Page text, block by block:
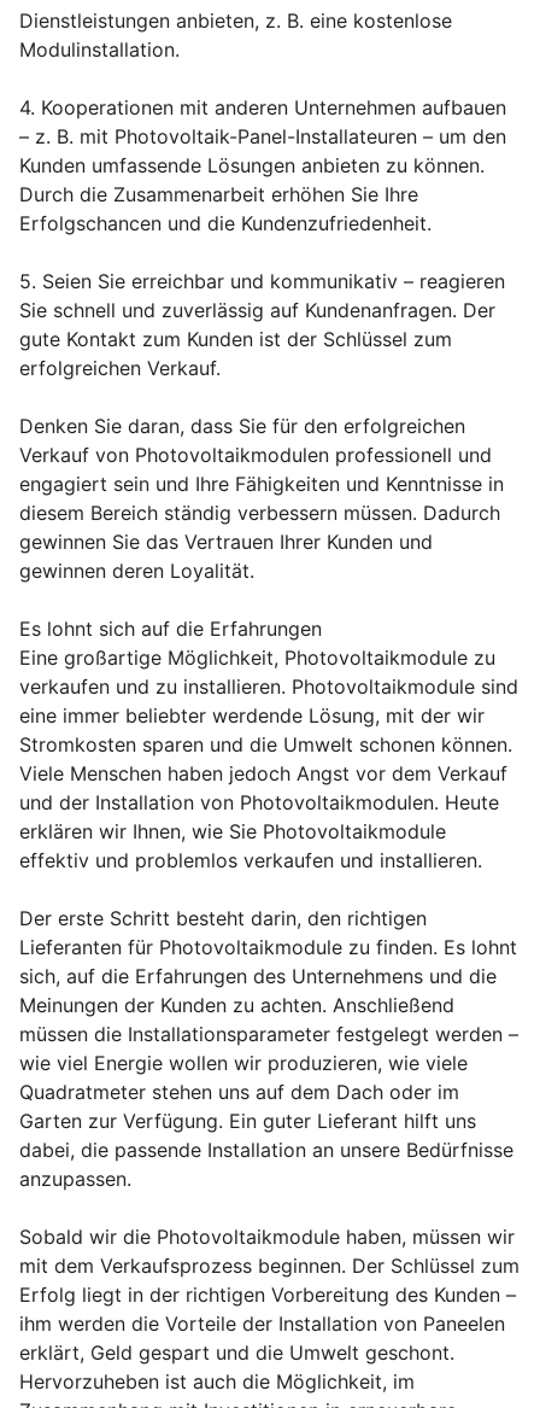
Dienstleistungen anbieten, z. B. eine kostenlose
Modulinstallation.
4. Kooperationen mit anderen Unternehmen aufbauen
– z. B. mit Photovoltaik-Panel-Installateuren – um den
Kunden umfassende Lösungen anbieten zu können.
Durch die Zusammenarbeit erhöhen Sie Ihre
Erfolgschancen und die Kundenzufriedenheit.
5. Seien Sie erreichbar und kommunikativ – reagieren
Sie schnell und zuverlässig auf Kundenanfragen. Der
gute Kontakt zum Kunden ist der Schlüssel zum
erfolgreichen Verkauf.
Denken Sie daran, dass Sie für den erfolgreichen
Verkauf von Photovoltaikmodulen professionell und
engagiert sein und Ihre Fähigkeiten und Kenntnisse in
diesem Bereich ständig verbessern müssen. Dadurch
gewinnen Sie das Vertrauen Ihrer Kunden und
gewinnen deren Loyalität.
Es lohnt sich auf die Erfahrungen
Eine großartige Möglichkeit, Photovoltaikmodule zu
verkaufen und zu installieren. Photovoltaikmodule sind
eine immer beliebter werdende Lösung, mit der wir
Stromkosten sparen und die Umwelt schonen können.
Viele Menschen haben jedoch Angst vor dem Verkauf
und der Installation von Photovoltaikmodulen. Heute
erklären wir Ihnen, wie Sie Photovoltaikmodule
effektiv und problemlos verkaufen und installieren.
Der erste Schritt besteht darin, den richtigen
Lieferanten für Photovoltaikmodule zu finden. Es lohnt
sich, auf die Erfahrungen des Unternehmens und die
Meinungen der Kunden zu achten. Anschließend
müssen die Installationsparameter festgelegt werden –
wie viel Energie wollen wir produzieren, wie viele
Quadratmeter stehen uns auf dem Dach oder im
Garten zur Verfügung. Ein guter Lieferant hilft uns
dabei, die passende Installation an unsere Bedürfnisse
anzupassen.
Sobald wir die Photovoltaikmodule haben, müssen wir
mit dem Verkaufsprozess beginnen. Der Schlüssel zum
Erfolg liegt in der richtigen Vorbereitung des Kunden –
ihm werden die Vorteile der Installation von Paneelen
erklärt, Geld gespart und die Umwelt geschont.
Hervorzuheben ist auch die Möglichkeit, im